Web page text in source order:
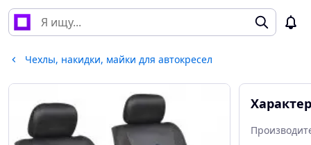
Чехлы, накидки, майки для автокресел